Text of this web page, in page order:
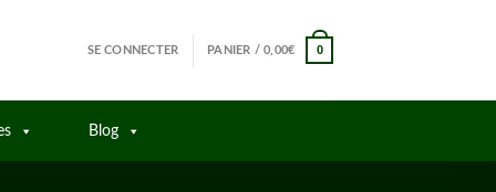
SE CONNECTER PANIER /0,00€ 0
Blog